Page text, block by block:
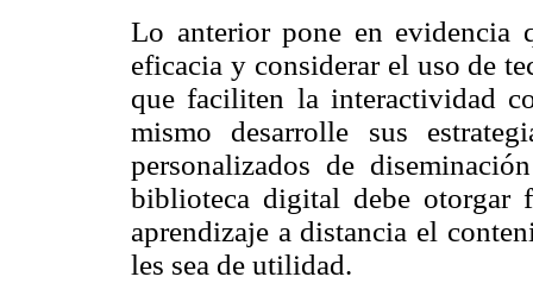
Lo anterior pone en evidencia
eficacia y considerar el uso de
que faciliten la interactividad
mismo desarrolle sus
personalizados de
biblioteca digital debe otorgar
aprendizaje a distancia el
les sea de utilidad.